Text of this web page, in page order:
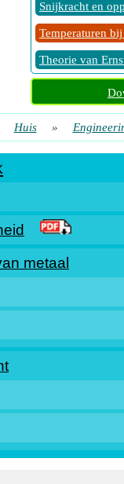
Snijkracht en
Temperaturen
Theorie van
Huis »
metaal